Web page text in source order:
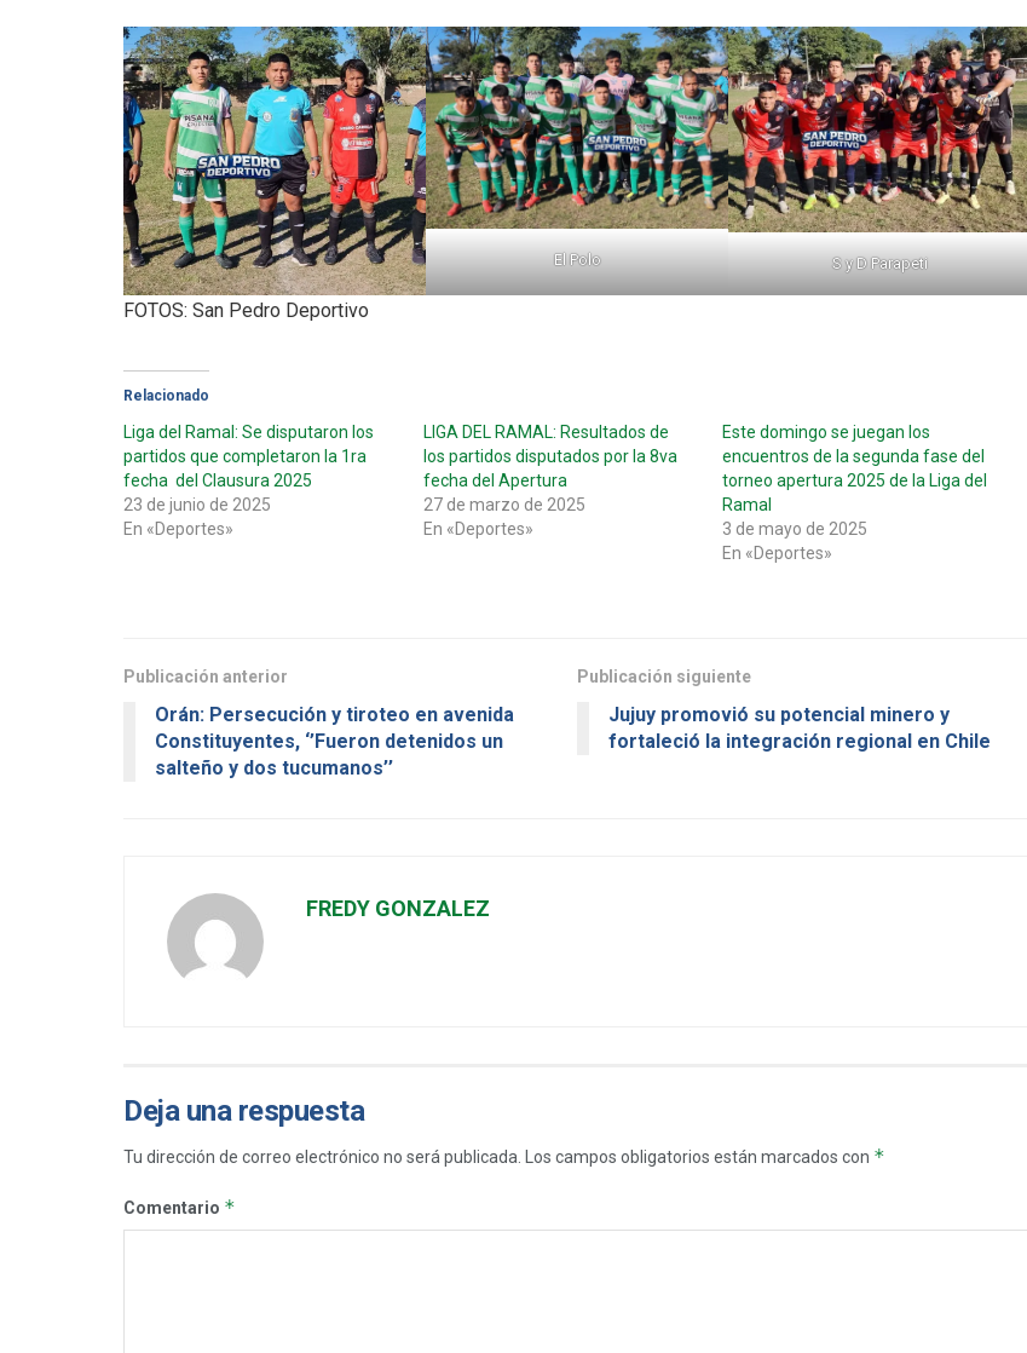
El Polo S y D Parapeti
FOTOS: San Pedro Deportivo
Relacionado
Liga del Ramal: Se disputaron los
partidos que completaron la 1ra
fecha del Clausura 2025
23 de junio de 2025
En «Deportes»
LIGA DEL RAMAL: Resultados de
los partidos disputados por la 8va
fecha del Apertura
27 de marzo de 2025
En «Deportes»
Este domingo se juegan los
encuentros de la segunda fase del
torneo apertura 2025 de la Liga del
Ramal
3 de mayo de 2025
En «Deportes»
Publicación anterior
Orán: Persecución y tiroteo en avenida
Constituyentes, ‘’Fueron detenidos un
salteño y dos tucumanos’’
Publicación siguiente
Jujuy promovió su potencial minero y
fortaleció la integración regional en Chile
FREDY GONZALEZ
Deja una respuesta
Tu dirección de correo electrónico no será publicada. Los campos obligatorios están marcados con *
Comentario *